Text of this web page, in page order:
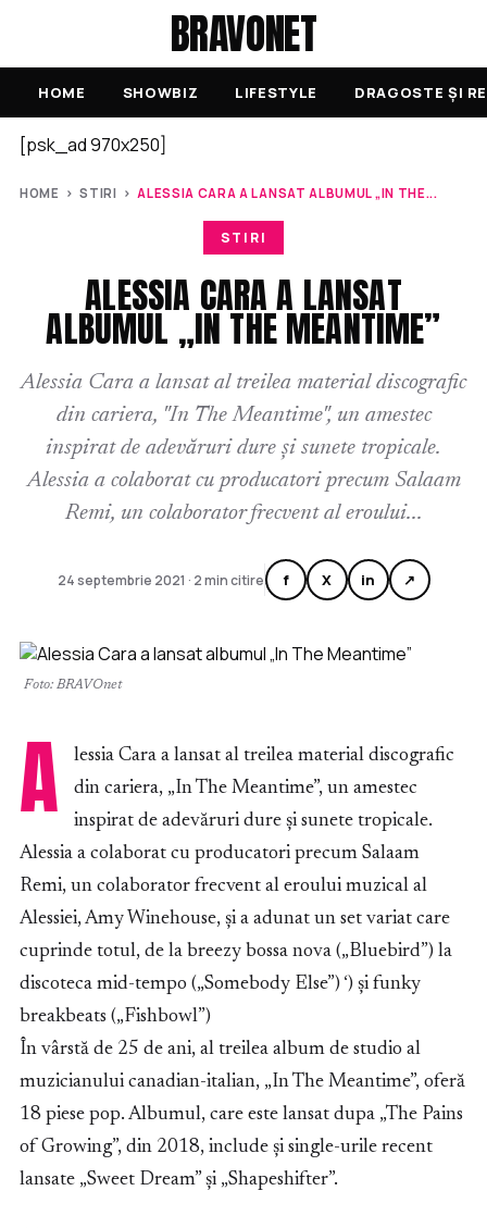
BRAVONET
HOME SHOWBIZ LIFESTYLE DRAGOSTE ȘI
[psk_ad 970x250]
HOME ›STIRI ›ALESSIA CARA A LANSAT ALBUMUL „IN THE...
STIRI
ALESSIA CARA A LANSAT
ALBUMUL „IN THE MEANTIME”
Alessia Cara a lansat al treilea material discografic
din cariera, "In The Meantime", un amestec
inspirat de adevăruri dure și sunete tropicale.
Alessia a colaborat cu producatori precum Salaam
Remi, un colaborator frecvent al eroului...
24 septembrie 2021 · 2 min citire f X in ↗
Foto: BRAVOnet
A
lessia Cara a lansat al treilea material discografic
din cariera, „In The Meantime”, un amestec
inspirat de adevăruri dure și sunete tropicale.
Alessia a colaborat cu producatori precum Salaam
Remi, un colaborator frecvent al eroului muzical al
Alessiei, Amy Winehouse, şi a adunat un set variat care
cuprinde totul, de la breezy bossa nova („Bluebird”) la
discoteca mid-tempo („Somebody Else”) ‘) și funky
breakbeats („Fishbowl”)
În vârstă de 25 de ani, al treilea album de studio al
muzicianului canadian-italian, „In The Meantime”, oferă
18 piese pop. Albumul, care este lansat dupa „The Pains
of Growing”, din 2018, include şi single-urile recent
lansate „Sweet Dream” și „Shapeshifter”.